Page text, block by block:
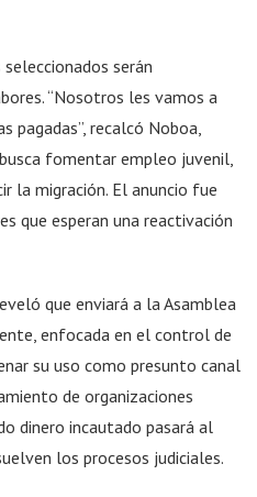
serán
“Nosotros les vamos a
pagadas”, recalcó Noboa,
fomentar empleo juvenil,
la migración. El anuncio fue
que esperan una reactivación
que enviará a la Asamblea
enfocada en el control de
su uso como presunto canal
de organizaciones
dinero incautado pasará al
los procesos judiciales.